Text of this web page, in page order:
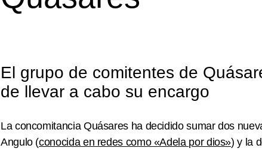
El grupo de comitentes de
de llevar a cabo su encargo
La concomitancia Quásares ha decidido sumar dos
Angulo (conocida en redes como «Adela por dios») y la